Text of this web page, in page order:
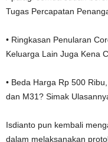
Tugas Percapatan
• Ringkasan Penularan
Keluarga Lain Juga Kena
• Beda Harga Rp 500
dan M31? Simak
Isdianto pun kembali
dalam melaksanakan